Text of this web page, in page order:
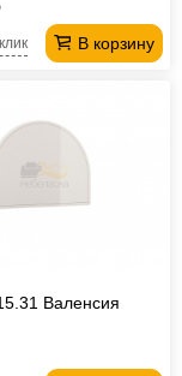
В корзину
Валенсия